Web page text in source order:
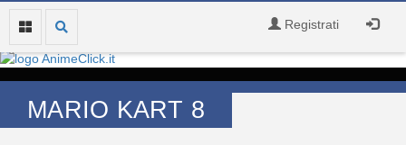
Registrati
MARIO KART 8